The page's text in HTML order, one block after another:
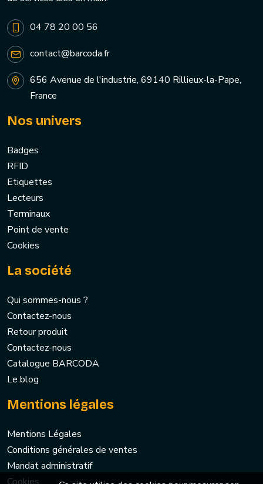
04 78 20 00 56
contact@barcoda.fr
656 Avenue de l'industrie, 69140 Rillieux-la-Pape,
France
Nos univers
Badges
RFID
Etiquettes
Lecteurs
Terminaux
Point de vente
Cookies
La société
Qui sommes-nous ?
Contactez-nous
Retour produit
Contactez-nous
Catalogue BARCODA
Le blog
Mentions légales
Mentions Légales
Conditions générales de ventes
Mandat administratif